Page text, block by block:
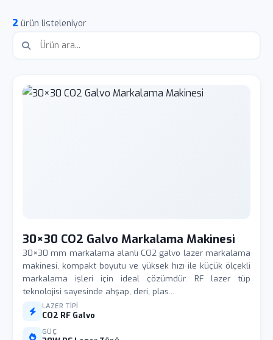
2 ürün listeleniyor
30×30 CO2 Galvo Markalama Makinesi
30×30 mm markalama alanlı CO2 galvo lazer markalama
makinesi, kompakt boyutu ve yüksek hızı ile küçük ölçekli
markalama işleri için ideal çözümdür. RF lazer tüp
teknolojisi sayesinde ahşap, deri, plas...
LAZER TIPI
CO2 RF Galvo
GÜÇ